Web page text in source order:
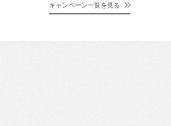
キャンペーン一覧を見る